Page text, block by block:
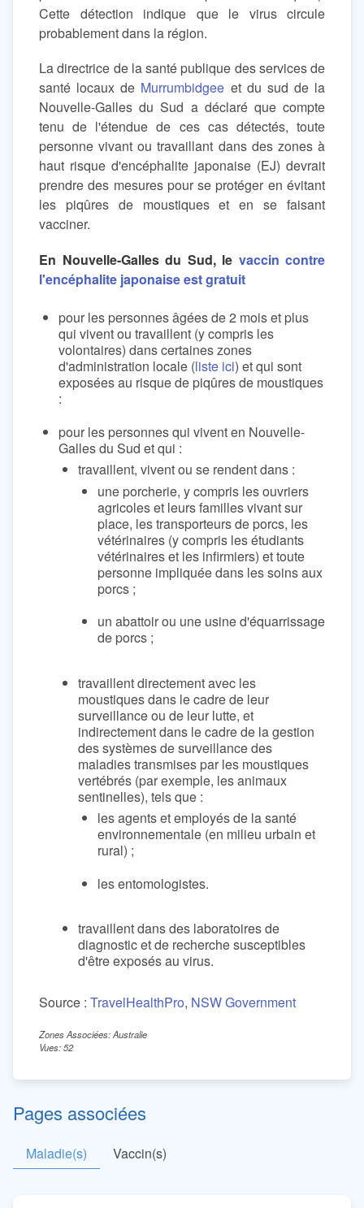
Cette détection indique que le virus circule
probablement dans la région.
La directrice de la santé publique des services de
santé locaux de Murrumbidgee et du sud de la
Nouvelle-Galles du Sud a déclaré que compte
tenu de l'étendue de ces cas détectés, toute
personne vivant ou travaillant dans des zones à
haut risque d'encéphalite japonaise (EJ) devrait
prendre des mesures pour se protéger en évitant
les piqûres de moustiques et en se faisant
vacciner.
En Nouvelle-Galles du Sud, le vaccin contre
l'encéphalite japonaise est gratuit
pour les personnes âgées de 2 mois et plus
qui vivent ou travaillent (y compris les
volontaires) dans certaines zones
d'administration locale (liste ici) et qui sont
exposées au risque de piqûres de moustiques
:
pour les personnes qui vivent en Nouvelle-
Galles du Sud et qui :
travaillent, vivent ou se rendent dans :
une porcherie, y compris les ouvriers
agricoles et leurs familles vivant sur
place, les transporteurs de porcs, les
vétérinaires (y compris les étudiants
vétérinaires et les infirmiers) et toute
personne impliquée dans les soins aux
porcs ;
un abattoir ou une usine d'équarrissage
de porcs ;
travaillent directement avec les
moustiques dans le cadre de leur
surveillance ou de leur lutte, et
indirectement dans le cadre de la gestion
des systèmes de surveillance des
maladies transmises par les moustiques
vertébrés (par exemple, les animaux
sentinelles), tels que :
les agents et employés de la santé
environnementale (en milieu urbain et
rural) ;
les entomologistes.
travaillent dans des laboratoires de
diagnostic et de recherche susceptibles
d'être exposés au virus.
Source : TravelHealthPro, NSW Government
Zones Associées: Australie
Vues: 52
Pages associées
Maladie(s) Vaccin(s)